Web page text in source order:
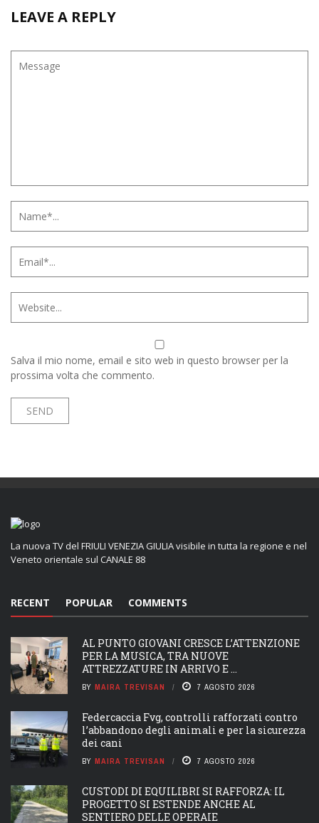
LEAVE A REPLY
Salva il mio nome, email e sito web in questo browser per la
prossima volta che commento.
La nuova TV del FRIULI VENEZIA GIULIA visibile in tutta la regione e nel
Veneto orientale sul CANALE 88
RECENT POPULAR COMMENTS
AL PUNTO GIOVANI CRESCE L’ATTENZIONE
PER LA MUSICA, TRA NUOVE
ATTREZZATURE IN ARRIVO E ...
BY MAIRA TREVISAN 7 AGOSTO 2026
Federcaccia Fvg, controlli rafforzati contro
l’abbandono degli animali e per la sicurezza
dei cani
BY MAIRA TREVISAN 7 AGOSTO 2026
CUSTODI DI EQUILIBRI SI RAFFORZA: IL
PROGETTO SI ESTENDE ANCHE AL
SENTIERO DELLE OPERAIE